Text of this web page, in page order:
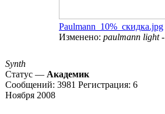
Paulmann_10%_скидка.jpg
Изменено: paulmann light -
Synth
Статус — Академик
Сообщений: 3981 Регистрация: 6
Ноября 2008